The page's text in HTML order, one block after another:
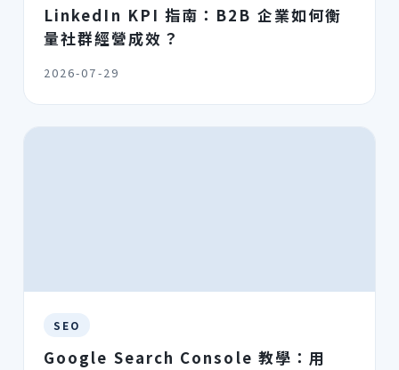
LinkedIn KPI 指南：B2B 企業如何衡
量社群經營成效？
2026-07-29
SEO
Google Search Console 教學：用